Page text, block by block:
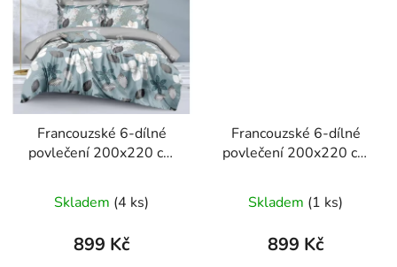
Francouzské 6-dílné
povlečení 200x220 cm
listů)
Skladem (4 ks)
899 Kč
Francouzské 6-dílné
povlečení 200x220 cm
motivy)
Skladem (1 ks)
899 Kč